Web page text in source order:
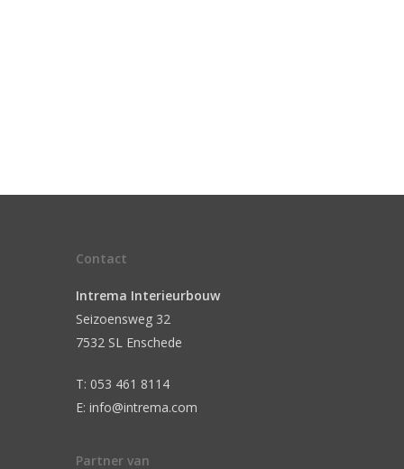
Contact
Intrema Interieurbouw
Seizoensweg 32
7532 SL Enschede
T: 053 461 8114
E: info@intrema.com
Partner van